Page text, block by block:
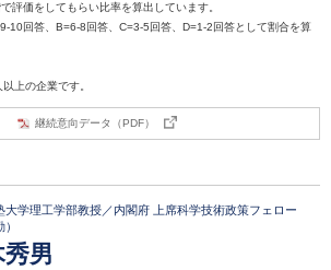
評価をしてもらい比率を算出しています。
10回答、B=6-8回答、C=3-5回答、D=1-2回答として割合を算
上の企業です。
継続意向データ（PDF）
大学理工学部教授／内閣府 上席科学技術政策フェロー
男